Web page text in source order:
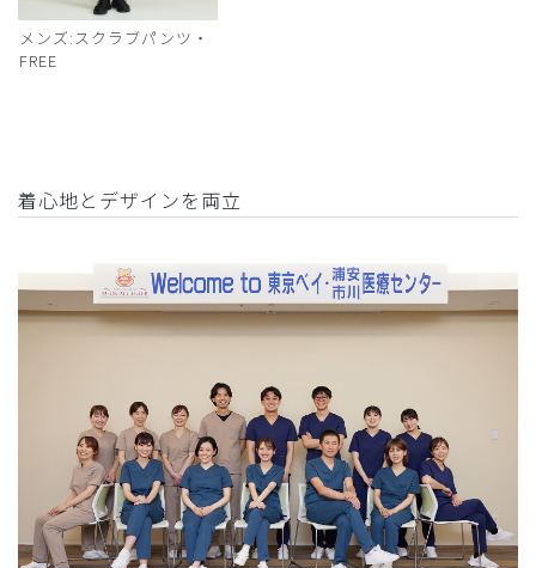
メンズ:スクラブパンツ・
FREE
着心地とデザインを両立